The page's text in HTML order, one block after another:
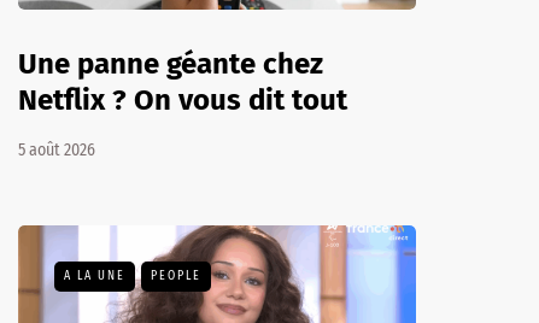
Une panne géante chez
Netflix ? On vous dit tout
5 août 2026
A LA UNE PEOPLE